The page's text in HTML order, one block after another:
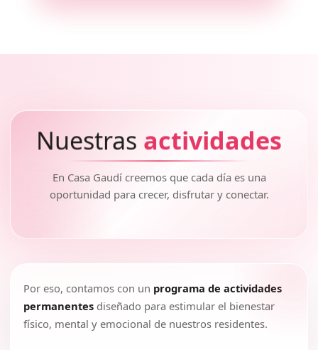
Nuestras actividades
En Casa Gaudí creemos que cada día es una
oportunidad para crecer, disfrutar y conectar.
Por eso, contamos con un programa de actividades
permanentes diseñado para estimular el bienestar
físico, mental y emocional de nuestros residentes.